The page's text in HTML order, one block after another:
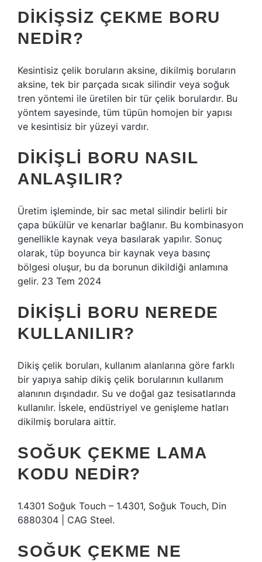
DIKIŞSIZ ÇEKME BORU
NEDIR?
Kesintisiz çelik boruların aksine, dikilmiş boruların
aksine, tek bir parçada sıcak silindir veya soğuk
tren yöntemi ile üretilen bir tür çelik borulardır. Bu
yöntem sayesinde, tüm tüpün homojen bir yapısı
ve kesintisiz bir yüzeyi vardır.
DIKIŞLI BORU NASIL
ANLAŞILIR?
Üretim işleminde, bir sac metal silindir belirli bir
çapa bükülür ve kenarlar bağlanır. Bu kombinasyon
genellikle kaynak veya basılarak yapılır. Sonuç
olarak, tüp boyunca bir kaynak veya basınç
bölgesi oluşur, bu da borunun dikildiği anlamına
gelir. 23 Tem 2024
DIKIŞLI BORU NEREDE
KULLANILIR?
Dikiş çelik boruları, kullanım alanlarına göre farklı
bir yapıya sahip dikiş çelik borularının kullanım
alanının dışındadır. Su ve doğal gaz tesisatlarında
kullanılır. İskele, endüstriyel ve genişleme hatları
dikilmiş borulara aittir.
SOĞUK ÇEKME LAMA
KODU NEDIR?
1.4301 Soğuk Touch – 1.4301, Soğuk Touch, Din
6880304 | CAG Steel.
SOĞUK ÇEKME NE